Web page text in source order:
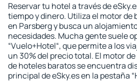
Reservar tu hotel a través de
tiempo y dinero. Utiliza el motor de
en Parsberg y busca un
necesidades. Mucha gente suele
“Vuelo+Hotel“, que permite a los
un 30% del precio total. El motor
de hoteles baratos se encuentra
principal de eSky.es en la pestaña